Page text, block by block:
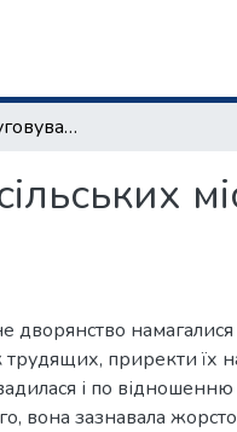
Бібліотечне обслуговування населення сільських місцевостей України в дожовтневий період
дворянство намагалися
трудящих, приректи їх
і по
вона зазнавала